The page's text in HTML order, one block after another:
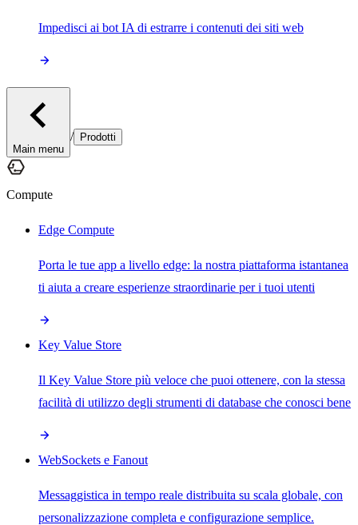
Impedisci ai bot IA di estrarre i contenuti dei siti web
Main menu
/ Prodotti
Compute
Edge Compute
Porta le tue app a livello edge: la nostra piattaforma istantanea
ti aiuta a creare esperienze straordinarie per i tuoi utenti
Key Value Store
Il Key Value Store più veloce che puoi ottenere, con la stessa
facilità di utilizzo degli strumenti di database che conosci bene
WebSockets e Fanout
Messaggistica in tempo reale distribuita su scala globale, con
personalizzazione completa e configurazione semplice.